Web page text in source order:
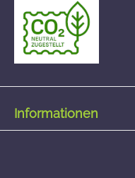
Informationen